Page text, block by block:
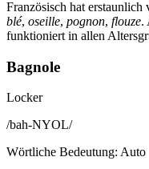
Französisch hat
blé, oseille, pognon, flouze.
funktioniert in allen
Bagnole
Locker
/bah-NYOL/
Wörtliche Bedeutung: Auto